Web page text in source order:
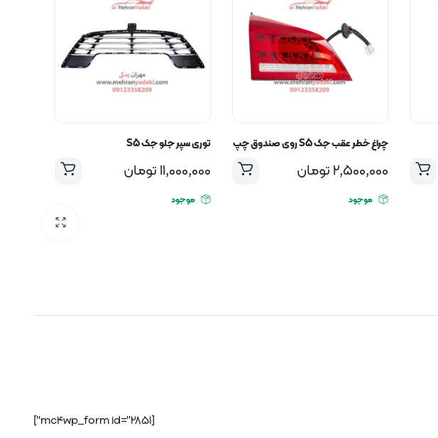
چراغ خطر عقب جک S5 روی صندوق چپ
2,500,000 تومان
موجود
توری سپر جلو جک S5
11,000,000 تومان
موجود
[mc4wp_form id="2851"]